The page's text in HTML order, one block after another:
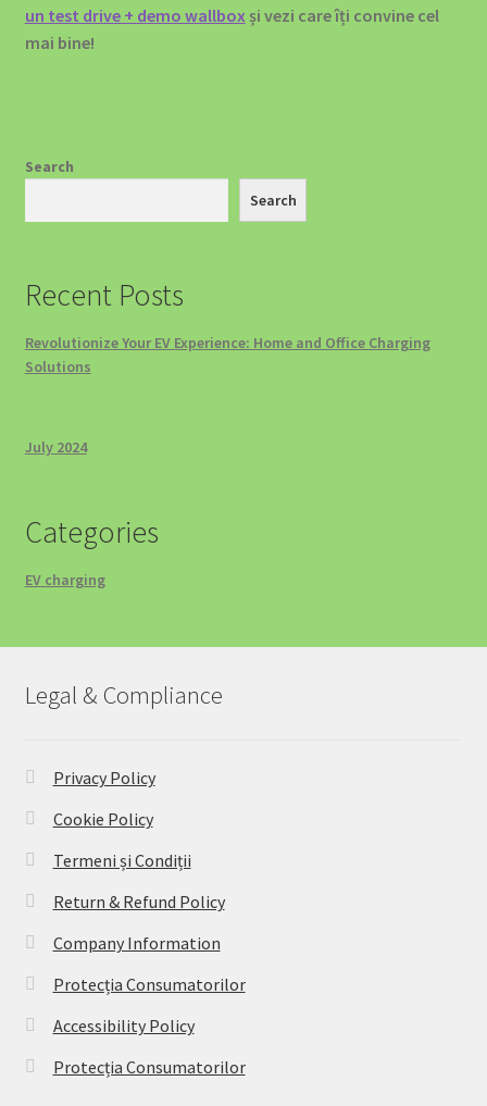
un test drive + demo wallbox și vezi care îți convine cel
mai bine!
Search
Search
Recent Posts
Revolutionize Your EV Experience: Home and Office Charging
Solutions
July 2024
Categories
EV charging
Legal & Compliance
Privacy Policy
Cookie Policy
Termeni și Condiții
Return & Refund Policy
Company Information
Protecția Consumatorilor
Accessibility Policy
Protecția Consumatorilor